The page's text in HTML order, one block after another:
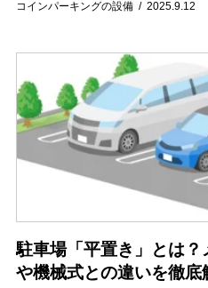
コインパーキングの設備 2025.9.12
をスムーズにするもので
す。また、...
駐車場「平置き」とは？
や機械式との違いを徹底